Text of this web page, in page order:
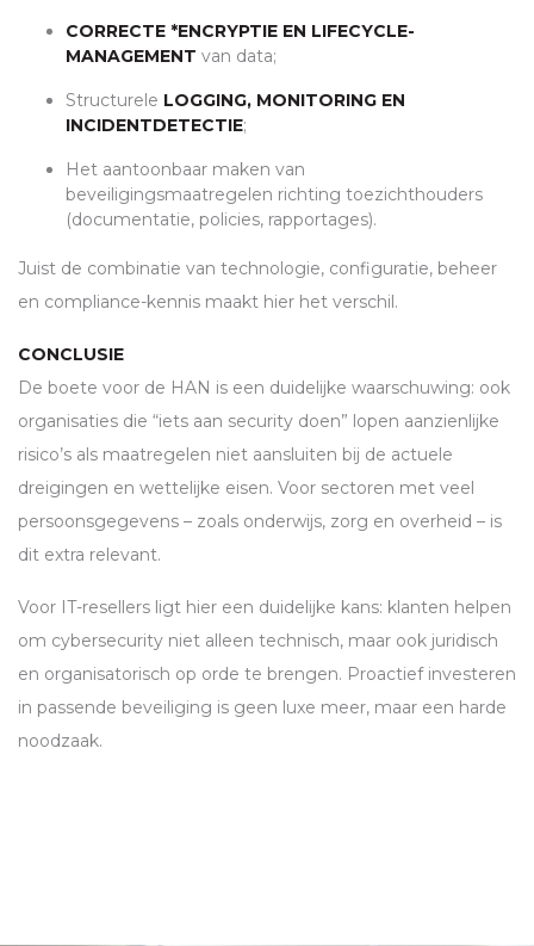
CORRECTE *ENCRYPTIE EN LIFECYCLE-
MANAGEMENT van data;
Structurele LOGGING, MONITORING EN
INCIDENTDETECTIE;
Het aantoonbaar maken van
beveiligingsmaatregelen richting toezichthouders
(documentatie, policies, rapportages).
Juist de combinatie van technologie, configuratie, beheer
en compliance-kennis maakt hier het verschil.
CONCLUSIE
De boete voor de HAN is een duidelijke waarschuwing: ook
organisaties die “iets aan security doen” lopen aanzienlijke
risico’s als maatregelen niet aansluiten bij de actuele
dreigingen en wettelijke eisen. Voor sectoren met veel
persoonsgegevens – zoals onderwijs, zorg en overheid – is
dit extra relevant.
Voor IT-resellers ligt hier een duidelijke kans: klanten helpen
om cybersecurity niet alleen technisch, maar ook juridisch
en organisatorisch op orde te brengen. Proactief investeren
in passende beveiliging is geen luxe meer, maar een harde
noodzaak.